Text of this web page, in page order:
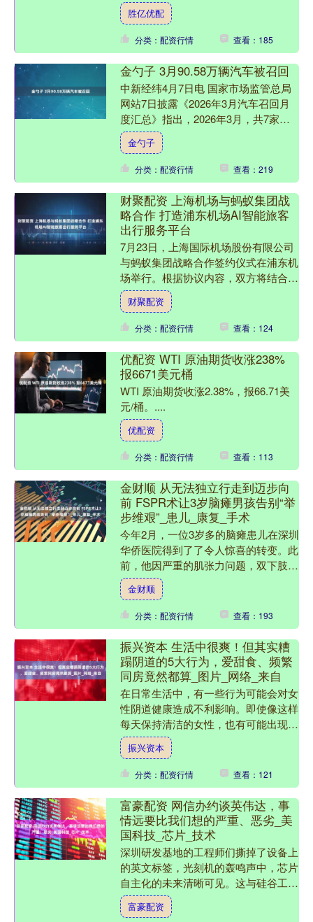
具备充足的能源储备。 安瓦尔说，当
前地缘政治紧张局势直接....
胜亿优配
分类：配资行情 查看：185
金勺子 3月90.58万辆汽车被召回
中新经纬4月7日电 国家市场监管总局
网站7日披露《2026年3月汽车召回月
度汇总》指出，2026年3月，共7家汽
车生产企业向国家市场监督管理总局备
案了召回计划，....
金勺子
分类：配资行情 查看：219
财聚配资 上海机场与蚂蚁集团战
略合作 打造浦东机场AI智能旅客
出行服务平台
7月23日，上海国际机场股份有限公司
与蚂蚁集团战略合作签约仪式在浦东机
场举行。根据协议内容，双方将结合各
自生态资源，通过大模型技术和产业协
同，打造浦东机场AI智....
财聚配资
分类：配资行情 查看：124
优配资 WTI 原油期货收涨238%
报6671美元桶
WTI 原油期货收涨2.38%，报66.71美
元/桶。....
优配资
分类：配资行情 查看：113
金财顺 从无法独立行走到迈步向
前 FSPR术让3岁脑瘫男孩告别“举
步维艰”_患儿_康复_手术
今年2月，一位3岁多的脑瘫患儿在深圳
华侨医院得到了了令人惊喜的转变。此
前，他因严重的肌张力问题，双下肢肌
张力高，每一次站立都伴随着艰难的颤
抖，需要人扶才能行走。....
金财顺
分类：配资行情 查看：193
振兴资本 生活中很爽！但其实糟
蹋阴道的5大行为，爱甜食、频繁
同房竟然都算_图片_网络_来自
在日常生活中，有一些行为可能会对女
性阴道健康造成不利影响。即使像这样
每天保持清洁的女性，也有可能出现阴
道炎等问题。据统计，有约75%的女性
在一生中至少会患上一次....
振兴资本
分类：配资行情 查看：121
富豪配资 网信办约谈英伟达，事
情远要比我们想的严重、恶劣_美
国科技_芯片_技术
深圳研发基地的工程师们撕掉了设备上
的英文标签，光刻机的轰鸣声中，芯片
自主化的未来清晰可见。这与硅谷工程
师在开源社区的抱怨形成了鲜明对比：
芯片验证模块导致功耗增加....
富豪配资